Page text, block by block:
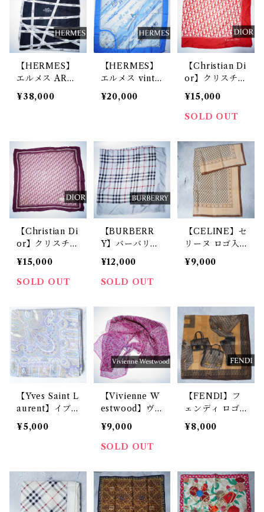
&black&yell
ow
【HERMES】
エルメス ARC
HIVES カレ90
シルクニットス
¥38,000
【HERMES】
エルメス vinta
ge 北極柄シル
クスカーフ blu
¥20,000
【Christian Di
or】クリスチャ
ンディオール v
intage トロッ
ター柄シルクス
¥15,000
SOLD OUT
【Christian Di
or】クリスチャ
ンディオール v
intage トロッ
ター柄シルクス
¥15,000
SOLD OUT
【BURBERR
Y】バーバリー
vintage ノヴァ
チェックシルク
スカーフ gray
¥12,000
SOLD OUT
【CELINE】セ
リーヌ ロゴ入
マカダム・ロー
プ柄スカーフ b
¥9,000
【Yves Saint L
aurent】イブ
サンローラン
ロゴ入ペイズリ
¥5,000
【Vivienne W
estwood】ヴ
ィヴィアンウエ
ストウッド ム
ーンバットタグ
クスカーフ
¥9,000
SOLD OUT
【FENDI】フ
ェンディ ロゴ
入ズッカ柄大判
ハンカチ brow
¥8,000